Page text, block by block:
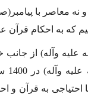
معاصر با
وآله) از جانب
به قرآن و